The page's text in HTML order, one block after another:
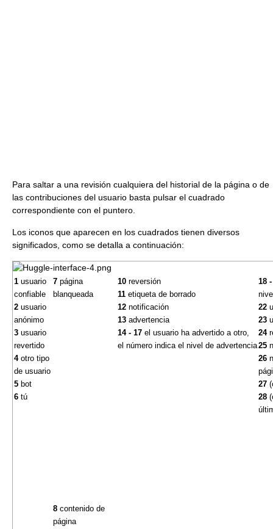
Para saltar a una revisión cualquiera del historial de la página o de
las contribuciones del usuario basta pulsar el cuadrado
correspondiente con el puntero.
Los iconos que aparecen en los cuadrados tienen diversos
significados, como se detalla a continuación:
1 usuario
confiable
2 usuario
anónimo
3 usuario
revertido
4otro tipo
de usuario
5 bot
6 tú
7 página
blanqueada
8 contenido de
página
10 reversión
11 etiqueta de borrado
12 notificación
13 advertencia
14 - 17 el usuario ha advertido a otro,
el número indica el nivel de advertencia
18
22
23
24
25
26
27
28